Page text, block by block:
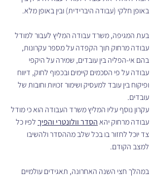
באופן חלקי (עבודה היברידית) ובין באופן מלא.
בעת המגיפה, משרד עבודה המליץ לעבור למודל
עבודה מרחוק תוך הקפדה על מספר עקרונות,
בהם אי-הפליה בין עובדים, שמירה על היקפי
עבודה על פי הסכמים קיימים ובכפוף לחוק, דיווח
ופיקוח בין עובד למעסיק ושימור זכויות וחובות של
עובדים.
עקרון נוסף עליו המליץ משרד העבודה הוא כי מודל
עבודה מרחוק יהא הסדר וולונטרי והפיך לפיו כל
צד יוכל לחזור בו בכל שלב מההסדר ולהשיבו
למצב הקודם.
במהלך חצי השנה האחרונה, תאגידים עולמיים